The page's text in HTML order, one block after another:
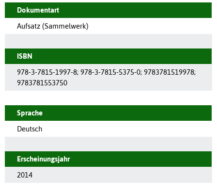
Dokumentart
Aufsatz (Sammelwerk)
ISBN
978-3-7815-1997-8; 978-3-7815-5375-0; 9783781519978;
9783781553750
Sprache
Deutsch
Erscheinungsjahr
2014